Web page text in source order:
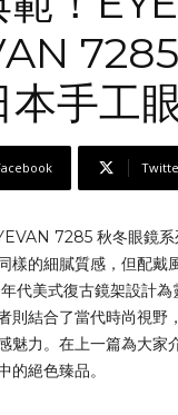
本手工
7285 秋冬眼鏡系
樣的細膩質感，但配戴
代美式復古鏡架設計為
則結合了當代時尚視野
魅力。在上一篇為大家
的絕色臻品。